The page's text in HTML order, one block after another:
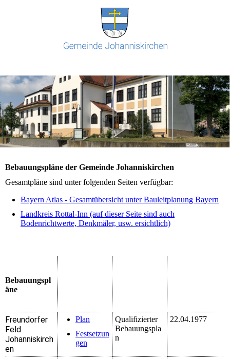
Bebauungspläne der Gemeinde Johanniskirchen
Gesamtpläne sind unter folgenden Seiten verfügbar:
Bayern Atlas - Gesamtübersicht unter Bauleitplanung Bayern
Landkreis Rottal-Inn (auf dieser Seite sind auch
Bodenrichtwerte, Denkmäler, usw. ersichtlich)
Bebauungspl
äne
Freundorfer
Feld
Johanniskirch
en
Plan
Festsetzun
gen
Qualifizierter
Bebauungspla
n
22.04.1977